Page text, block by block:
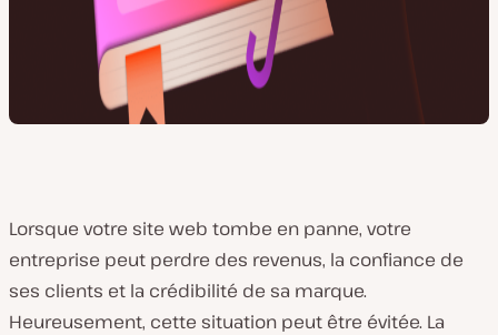
Lorsque votre site web tombe en panne, votre
entreprise peut perdre des revenus, la confiance de
ses clients et la crédibilité de sa marque.
Heureusement, cette situation peut être évitée. La